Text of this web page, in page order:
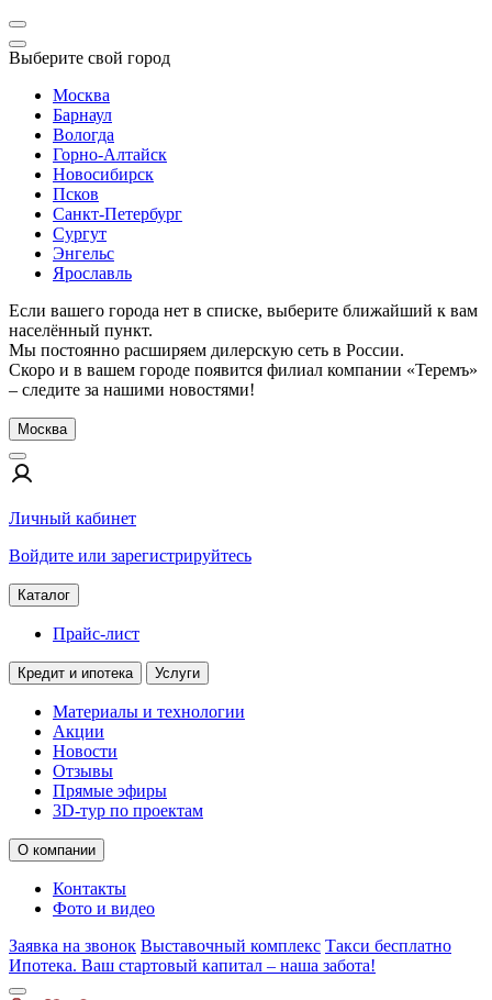
Выберите свой город
Москва
Барнаул
Вологда
Горно-Алтайск
Новосибирск
Псков
Санкт-Петербург
Сургут
Энгельс
Ярославль
Если вашего города нет в списке, выберите ближайший к вам
населённый пункт.
Мы постоянно расширяем дилерскую сеть в России.
Скоро и в вашем городе появится филиал компании «Теремъ»
– следите за нашими новостями!
Москва
Личный кабинет
Войдите или зарегистрируйтесь
Каталог
Прайс-лист
Кредит и ипотека Услуги
Материалы и технологии
Акции
Новости
Отзывы
Прямые эфиры
3D-тур по проектам
О компании
Контакты
Фото и видео
Заявка на звонок Выставочный комплекс Такси бесплатно
Ипотека. Ваш стартовый капитал – наша забота!